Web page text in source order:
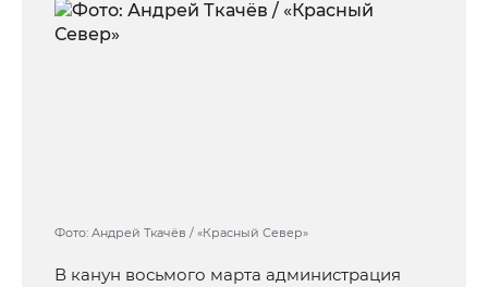
Фото: Андрей Ткачёв / «Красный Север»
В канун восьмого марта администрация